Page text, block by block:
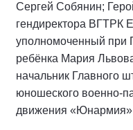
Сергей Собянин;
гендиректора ВГТРК
уполномоченный при
ребёнка Мария
начальник Главного
юношеского военно-
движения «Юнармия»